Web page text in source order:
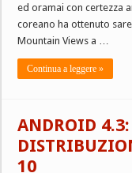
ed oramai con certezza
coreano ha ottenuto
Mountain Views a …
Continua a leggere »
ANDROID
10